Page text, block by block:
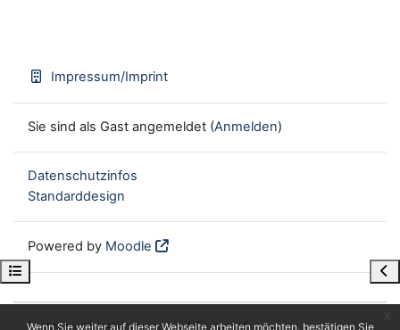
Wenn Sie weiter auf dieser Webseite arbeiten möchten, bestätigen Sie
Kursindex öffnen
Impressum/Imprint
Sie sind als Gast angemeldet (Anmelden)
Datenschutzinfos
Standarddesign
Powered by Moodle
Nutzungsbestimmungen / Terms of